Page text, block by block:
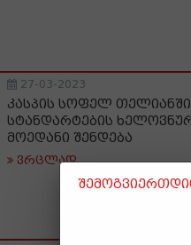
27-03-2023
კასპის სოფელ
სტანდარტების
მოედანი შენდება
ვრცლად